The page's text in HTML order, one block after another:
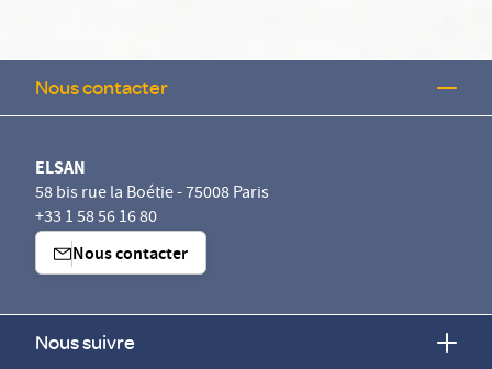
Nous contacter
ELSAN
58 bis rue la Boétie - 75008 Paris
+33 1 58 56 16 80
Nous contacter
Nous suivre